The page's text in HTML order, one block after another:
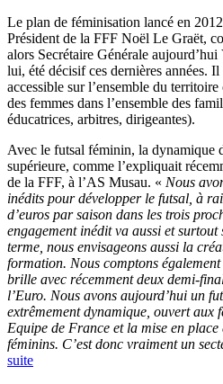
Le plan de féminisation lancé en
Président de la FFF Noël Le Graët,
alors Secrétaire Générale
lui, été décisif ces dernières années.
accessible sur l’ensemble du
des femmes dans l’ensemble des
éducatrices, arbitres, dirigeantes).
Avec le futsal féminin, la dynamique
supérieure, comme l’expliquait
de la FFF, à l’AS Musau. « Nous
inédits pour développer le futsal, à
d’euros par saison dans les trois
engagement inédit va aussi et
terme, nous envisageons aussi la
formation. Nous comptons
brille avec récemment deux demi-
l’Euro. Nous avons aujourd’hui un
extrêmement dynamique, ouvert aux
Equipe de France et la mise en
féminins. C’est donc vraiment un
suite